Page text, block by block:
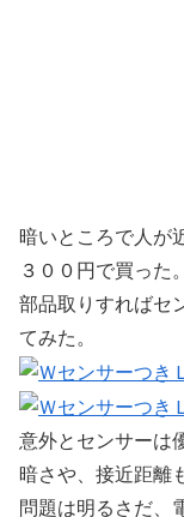
暗いところで人が
３００円で買った。
部品取りすればセ
てみた。
意外とセンサーは
暗さや、接近距離
問題は明るさだ、